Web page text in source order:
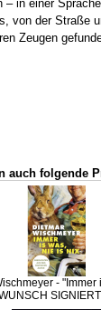
in einer
von der Straße
Zeugen
auch folgende
- "Immer